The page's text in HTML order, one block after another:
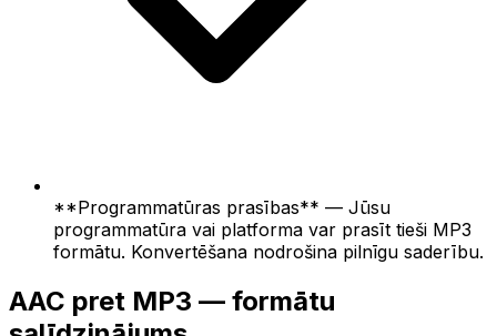
**Programmatūras prasības** — Jūsu
programmatūra vai platforma var prasīt tieši MP3
formātu. Konvertēšana nodrošina pilnīgu saderību.
AAC pret MP3 — formātu